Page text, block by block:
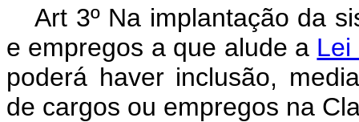
Art 3º Na implantação da
e empregos a que alude a Lei
poderá haver inclusão,
de cargos ou empregos na